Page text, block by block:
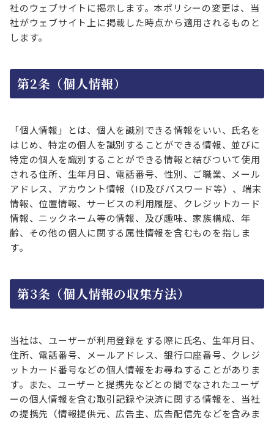
社のウェブサイトに掲示します。本ポリシーの変更は、当
社がウェブサイト上に掲載した時点から適用されるものと
します。
第2条（個人情報）
「個人情報」とは、個人を識別できる情報をいい、氏名を
はじめ、特定の個人を識別することができる情報、並びに
特定の個人を識別することができる情報と結びついて使用
される住所、生年月日、電話番号、性別、ご職業、メール
アドレス、アカウント情報（ID及びパスワード等）、端末
情報、位置情報、サービスの利用履歴、クレジットカード
情報、ニックネーム等の情報、及び趣味、家族構成、年
齢、その他の個人に関する属性情報を含むものを指しま
す。
第3条（個人情報の収集方法）
当社は、ユーザーが利用登録をする際に氏名、生年月日、
住所、電話番号、メールアドレス、銀行口座番号、クレジ
ットカード番号などの個人情報をお尋ねすることがありま
す。また、ユーザーと提携先などとの間でなされたユーザ
ーの個人情報を含む取引記録や決済に関する情報を、当社
の提携先（情報提供元、広告主、広告配信先などを含みま